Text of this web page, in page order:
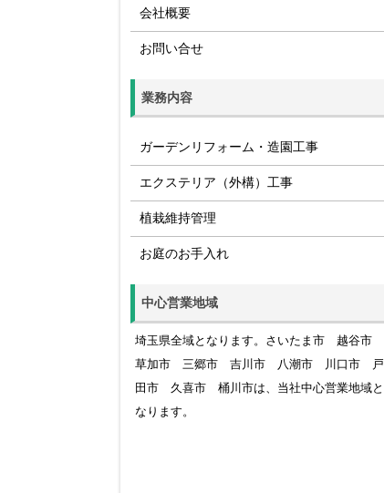
会社概要
お問い合せ
業務内容
ガーデンリフォーム・造園工事
エクステリア（外構）工事
植栽維持管理
お庭のお手入れ
中心営業地域
埼玉県全域となります。さいたま市 越谷市
草加市 三郷市 吉川市 八潮市 川口市 戸
田市 久喜市 桶川市は、当社中心営業地域と
なります。